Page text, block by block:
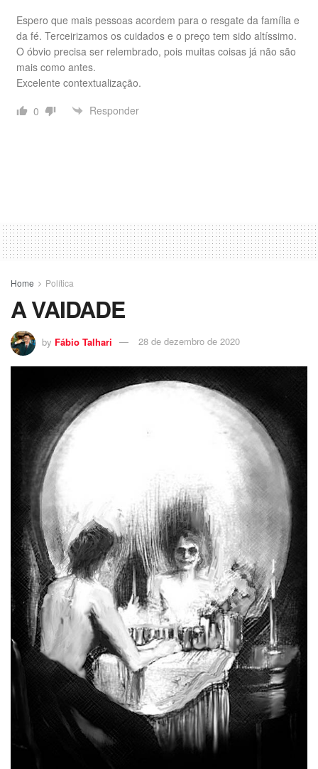
Espero que mais pessoas acordem para o resgate da família e
da fé. Terceirizamos os cuidados e o preço tem sido altíssimo.
O óbvio precisa ser relembrado, pois muitas coisas já não são
mais como antes.
Excelente contextualização.
0
Responder
Home Política
A VAIDADE
by Fábio Talhari 28 de dezembro de 2020